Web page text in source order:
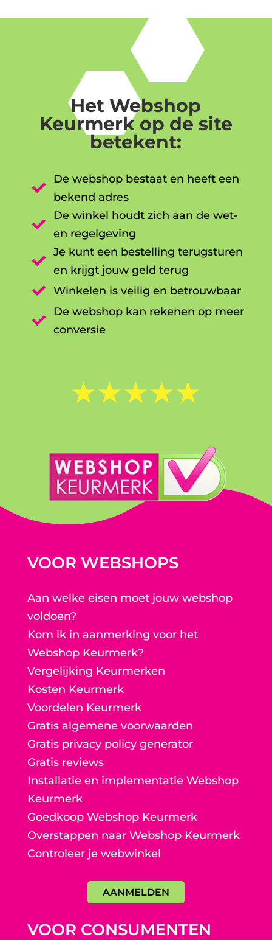
Het Webshop
Keurmerk op de site
betekent:

De webshop bestaat en heeft een
bekend adres

De winkel houdt zich aan de wet-
en regelgeving

Je kunt een bestelling terugsturen
en krijgt jouw geld terug

Winkelen is veilig en betrouwbaar

De webshop kan rekenen op meer
conversie
☆☆☆☆☆
VOOR WEBSHOPS
Aan welke eisen moet jouw webshop
voldoen?
Kom ik in aanmerking voor het
Webshop Keurmerk?
Vergelijking Keurmerken
Kosten Keurmerk
Voordelen Keurmerk
Gratis algemene voorwaarden
Gratis privacy policy generator
Gratis reviews
Installatie en implementatie Webshop
Keurmerk
Goedkoop Webshop Keurmerk
Overstappen naar Webshop Keurmerk
Controleer je webwinkel
AANMELDEN
VOOR CONSUMENTEN